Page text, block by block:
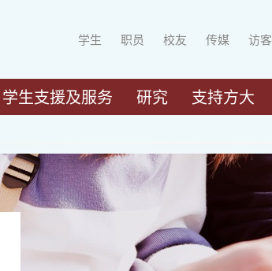
学生 职员 校友 传媒 访客
学生支援及服务 研究 支持方大